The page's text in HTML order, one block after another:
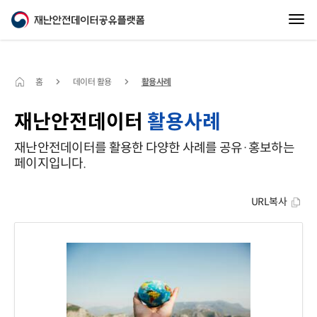
홈 데이터 활용 활용사례
재난안전데이터 활용사례
재난안전데이터를 활용한 다양한 사례를 공유·홍보하는
페이지입니다.
URL복사